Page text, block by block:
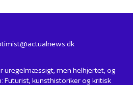
uregelmæssigt, men helhjertet, og
Futurist, kunsthistoriker og kritisk